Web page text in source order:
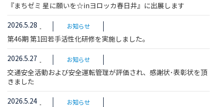
『まちゼミ 星に願いを☆inヨロッカ春日井』に出展します
2026.5.28
お知らせ
第46期 第1回若手活性化研修を実施しました。
2026.5.27
お知らせ
交通安全活動および安全運転管理が評価され、感謝状･表彰状を頂
きました
2026.5.24
お知らせ